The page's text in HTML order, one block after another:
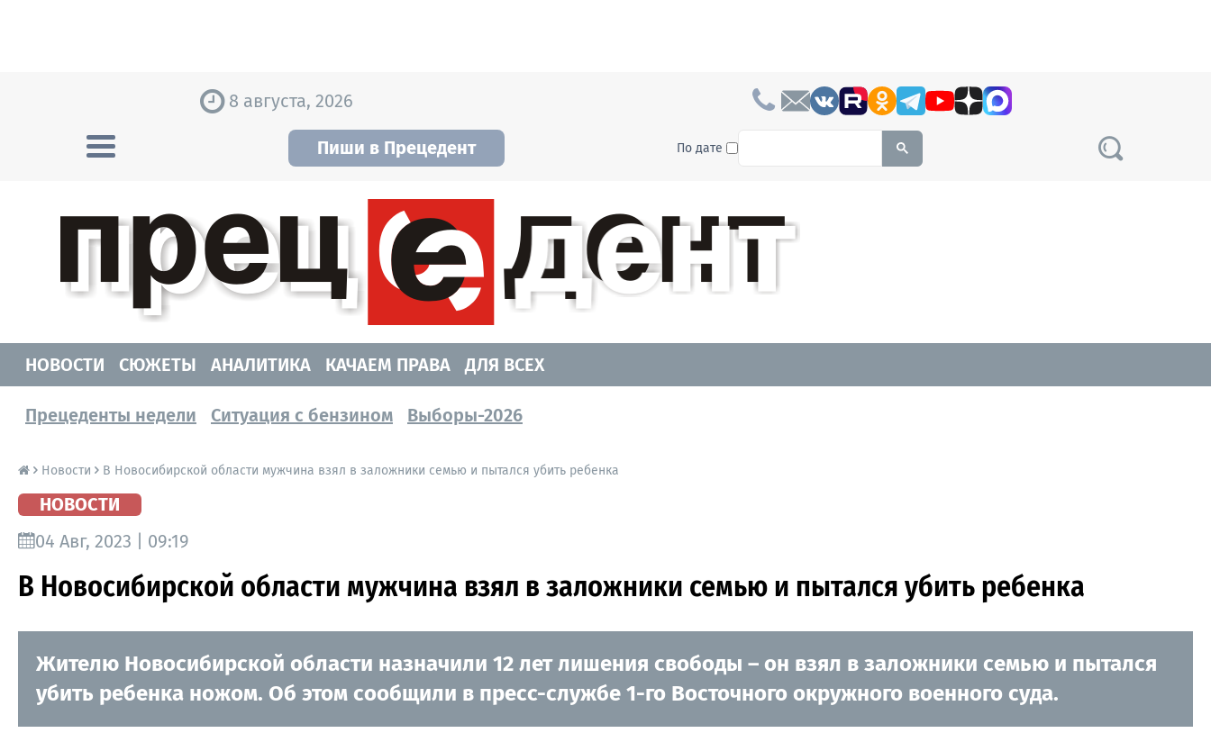
8 августа, 2026
Пиши в Прецедент По дате To search this site, enter a search term
НОВОСТИ
СЮЖЕТЫ АНАЛИТИКА КАЧАЕМ ПРАВА ДЛЯ ВСЕХ
Прецеденты недели Ситуация с бензином Выборы-2026
Новости В Новосибирской области мужчина взял в заложники семью и пытался убить ребенка
НОВОСТИ
04 Авг, 2023 | 09:19
В Новосибирской области мужчина взял в заложники семью и пытался убить ребенка
Жителю Новосибирской области назначили 12 лет лишения свободы – он взял в заложники семью и пытался
убить ребенка ножом. Об этом сообщили в пресс-службе 1-го Восточного окружного военного суда.